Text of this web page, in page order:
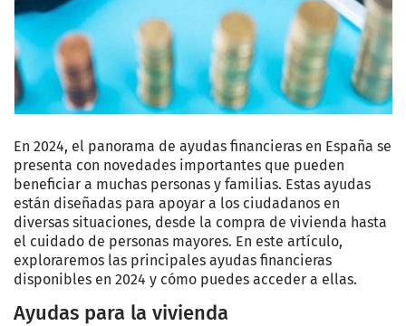
En 2024, el panorama de ayudas financieras en España se
presenta con novedades importantes que pueden
beneficiar a muchas personas y familias. Estas ayudas
están diseñadas para apoyar a los ciudadanos en
diversas situaciones, desde la compra de vivienda hasta
el cuidado de personas mayores. En este artículo,
exploraremos las principales ayudas financieras
disponibles en 2024 y cómo puedes acceder a ellas.
Ayudas para la vivienda